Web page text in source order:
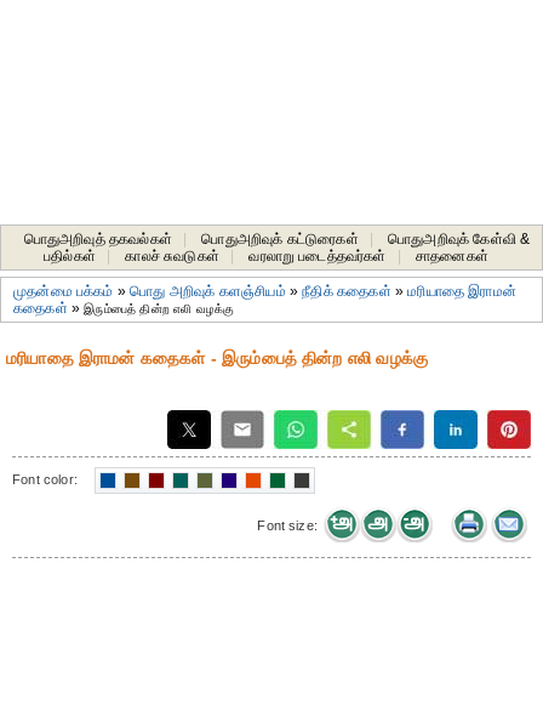
பொதுஅறிவுத் தகவல்கள் பொதுஅறிவுக் கட்டுரைகள்
பொதுஅறிவுக் கேள்வி &
பதில்கள்
காலச் சுவடுகள் வரலாறு படைத்தவர்கள் சாதனைகள்‎
முதன்மை பக்கம் »பொது அறிவுக் களஞ்சியம் »நீதிக் கதைகள் »மரியாதை இராமன்
கதைகள் »இரும்பைத் தின்ற எலி வழக்கு
மரியாதை இராமன் கதைகள் - இரும்பைத் தின்ற எலி வழக்கு
Font color:
Font size: